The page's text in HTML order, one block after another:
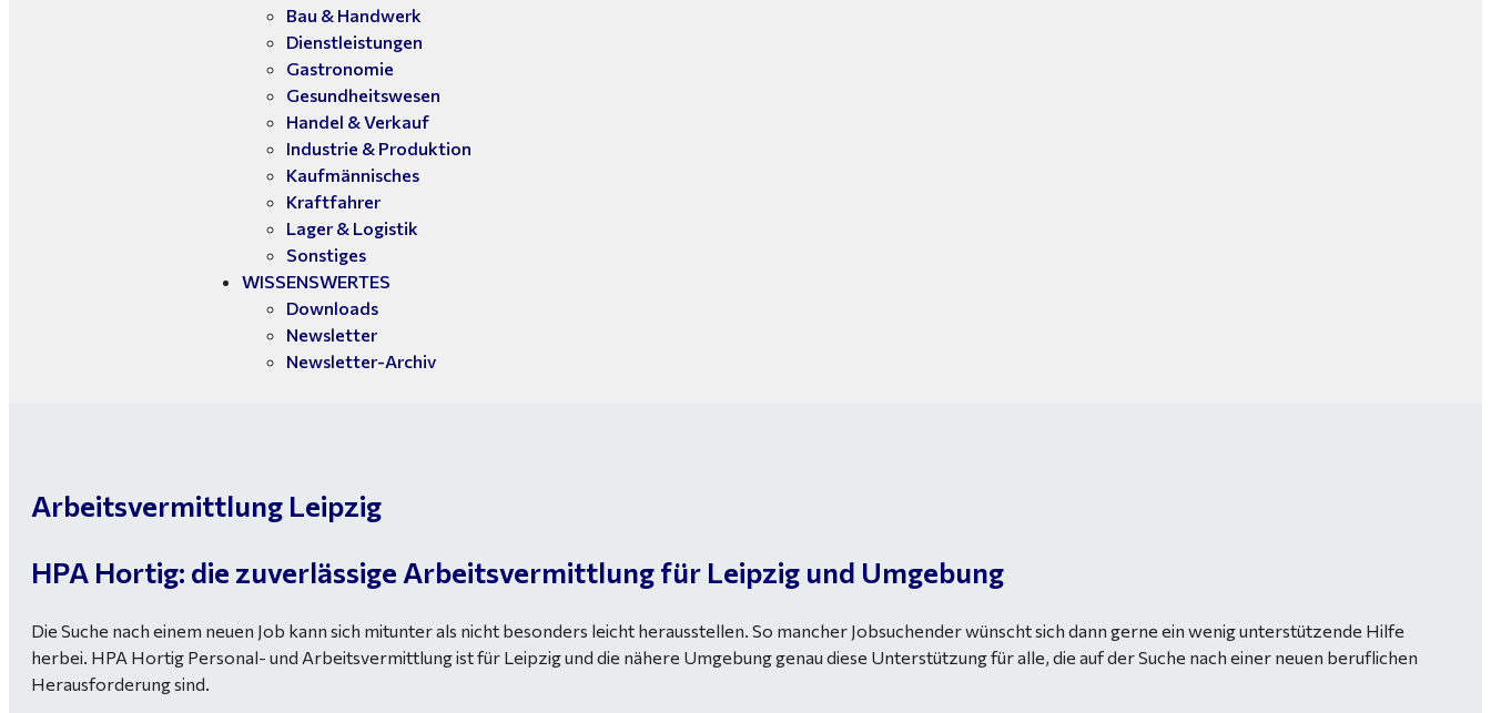
Bau & Handwerk
Dienstleistungen
Gastronomie
Gesundheitswesen
Handel & Verkauf
Industrie & Produktion
Kaufmännisches
Kraftfahrer
Lager & Logistik
Sonstiges
WISSENSWERTES
Downloads
Newsletter
Newsletter-Archiv
Arbeitsvermittlung Leipzig
HPA Hortig: die zuverlässige Arbeitsvermittlung für Leipzig und Umgebung
Die Suche nach einem neuen Job kann sich mitunter als nicht besonders leicht herausstellen. So mancher Jobsuchender wünscht sich dann gerne ein wenig unterstützende Hilfe
herbei. HPA Hortig Personal- und Arbeitsvermittlung ist für Leipzig und die nähere Umgebung genau diese Unterstützung für alle, die auf der Suche nach einer neuen beruflichen
Herausforderung sind.